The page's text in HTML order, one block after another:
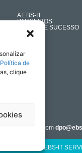
Política de
clique
A EBS-IT
PARCEIROS
CASES DE SUCESSO
em contato com
2026 ® EBS-IT